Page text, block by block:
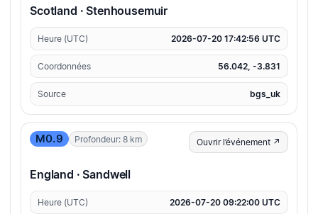
Scotland · Stenhousemuir
Heure (UTC) 2026-07-20 17:42:56 UTC
Coordonnées 56.042, -3.831
Source bgs_uk
M0.9 Profondeur: 8 km Ouvrir l’événement ↗
England · Sandwell
Heure (UTC) 2026-07-20 09:22:00 UTC